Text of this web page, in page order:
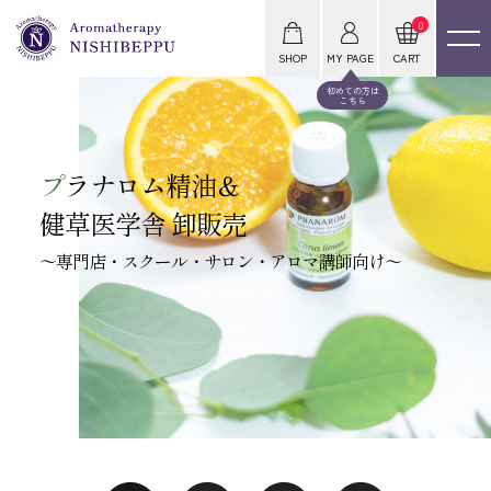
SHOP
初めての方は
こちら
MY PAGE
0
CART
プラナロム精油＆
健草医学舎 卸販売
～専門店・スクール・サロン・アロマ講師向け～